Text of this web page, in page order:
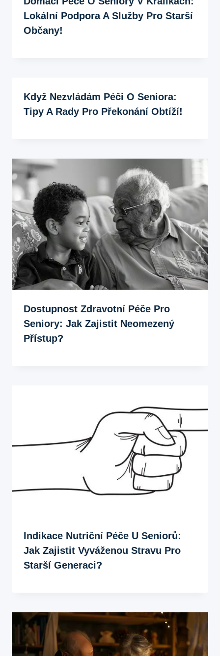
Lokální Podpora A Služby Pro Starší
Občany!
Když Nezvládám Péči O Seniora:
Tipy A Rady Pro Překonání Obtíží!
Dostupnost Zdravotní Péče Pro
Seniory: Jak Zajistit Neomezený
Přístup?
Indikace Nutriční Péče U Seniorů:
Jak Zajistit Vyváženou Stravu Pro
Starší Generaci?